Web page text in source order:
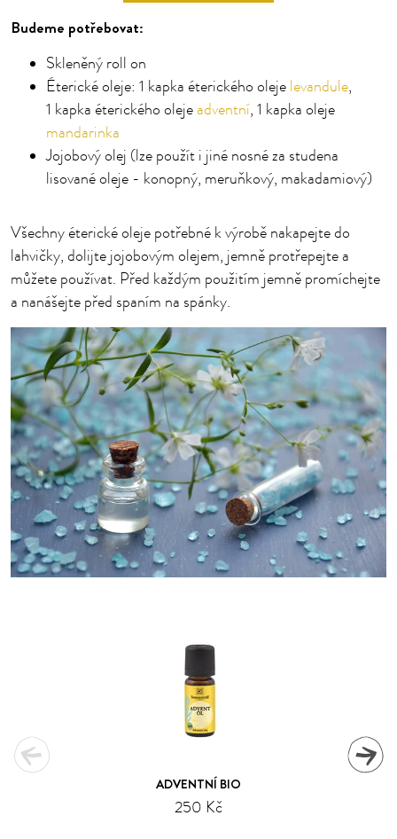
Budeme potřebovat:
Skleněný roll on
Éterické oleje: 1 kapka éterického oleje levandule,
1 kapka éterického olejeadventní, 1 kapka oleje
mandarinka
Jojobový olej (lze použít i jiné nosné za studena
lisované oleje - konopný, meruňkový, makadamiový)
Všechny éterické oleje potřebné k výrobě nakapejte do
lahvičky, dolijte jojobovým olejem, jemně protřepejte a
můžete používat. Před každým použitím jemně promíchejte
a nanášejte před spaním na spánky.
ADVENTNÍ BIO
250 Kč